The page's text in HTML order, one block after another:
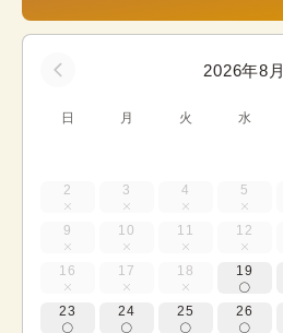
2026年8月
日 月 火 水
2 3 4 5
9 10 11 12
16 17 18 19
23 24 25 26